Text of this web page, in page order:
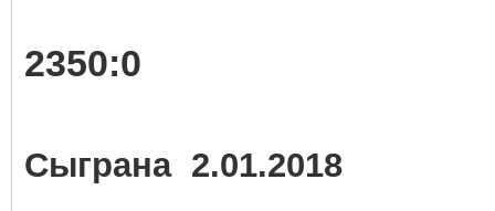
2350:0
Сыграна 2.01.2018